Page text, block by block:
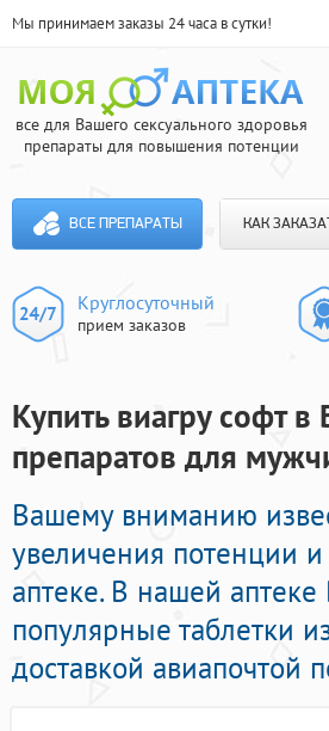
Мы принимаем заказы 24 часа в сутки!
все для Вашего сексуального здоровья
препараты для повышения потенции
ВСЕ ПРЕПАРАТЫ КАК
Круглосуточный
прием заказов
Купить виагру софт
препаратов для
Вашему вниманию
увеличения потенции
аптеке. В нашей
популярные таблетки
доставкой авиапочтой